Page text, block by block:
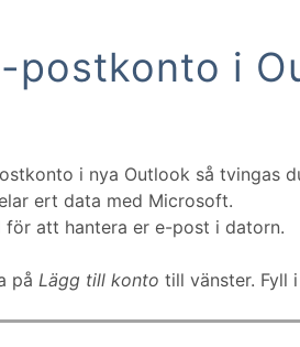
postkonto i
i nya Outlook så tvingas
ert data med Microsoft.
för att hantera er e-post i datorn.
på Lägg till konto till vänster. Fyll